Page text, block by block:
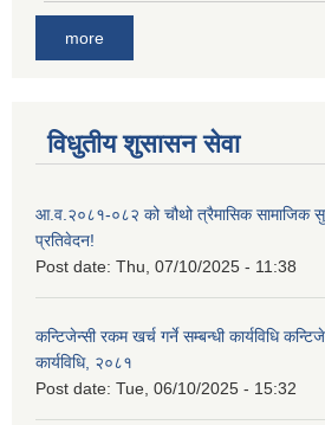
more
विधुतीय शुसासन सेवा
आ.व.२०८१-०८२ को चौथो त्रैमासिक सामाजिक
प्रतिवेदन!
Post date: Thu, 07/10/2025 - 11:38
कन्टिजेन्सी रकम खर्च गर्ने सम्बन्धी कार्यविधि
कार्यविधि, २०८१
Post date: Tue, 06/10/2025 - 15:32